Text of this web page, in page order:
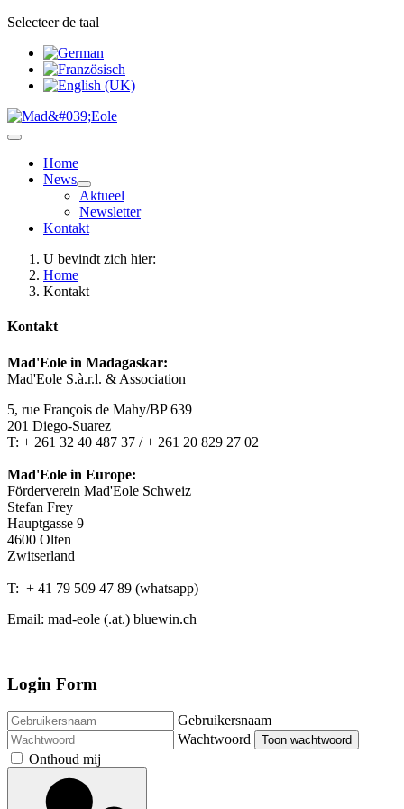
Selecteer de taal
Home
News
Aktueel
Newsletter
Kontakt
U bevindt zich hier:
Home
Kontakt
Kontakt
Mad'Eole in Madagaskar:
Mad'Eole S.à.r.l. & Association
5, rue François de Mahy/BP 639
201 Diego-Suarez
T: + 261 32 40 487 37 / + 261 20 829 27 02
Mad'Eole in Europe:
Förderverein Mad'Eole Schweiz
Stefan Frey
Hauptgasse 9
4600 Olten
Zwitserland
T: + 41 79 509 47 89 (whatsapp)
Email: mad-eole (.at.) bluewin.ch
Login Form
Gebruikersnaam
Wachtwoord
Toon wachtwoord
Onthoud mij